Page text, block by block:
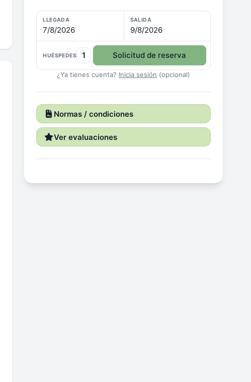
LLEGADA
7/8/2026
SALIDA
9/8/2026
HUÉSPEDES 1 Solicitud de reserva
¿Ya tienes cuenta? Inicia sesión (opcional)
Normas / condiciones
Ver evaluaciones